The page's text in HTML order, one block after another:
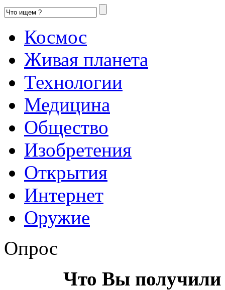
Космос
Живая планета
Технологии
Медицина
Общество
Изобретения
Открытия
Интернет
Оружие
Опрос
Что Вы получили